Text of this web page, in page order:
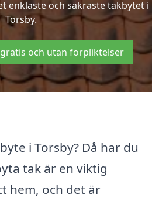
enklaste och säkraste takbytet i
Torsby.
och utan förpliktelser
i Torsby? Då har du
tak är en viktig
hem, och det är